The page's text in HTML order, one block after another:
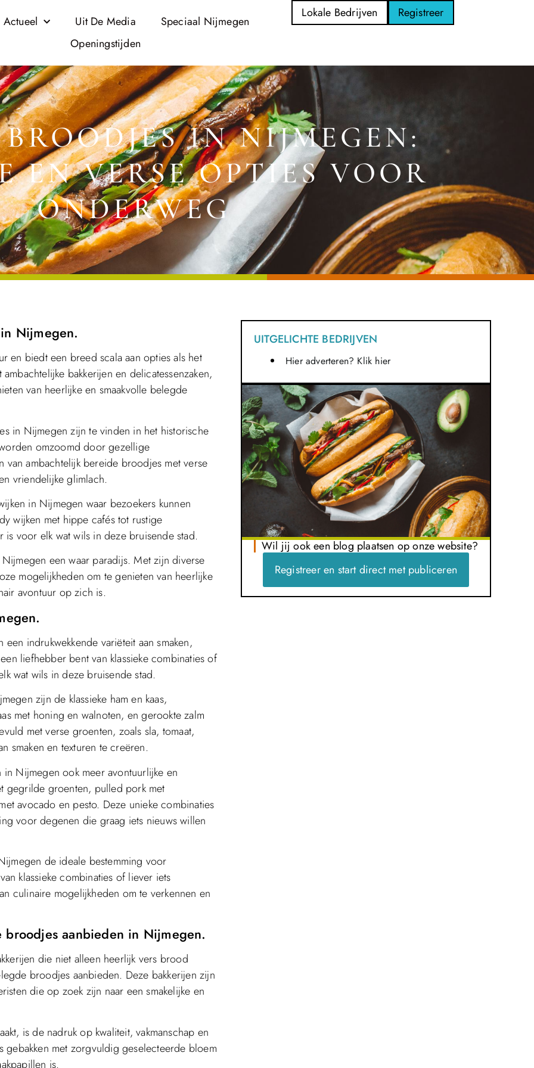
Uit De Media
Speciaal Nijmegen
Openingstijden
Registreer
Lokale Bedrijven
BROODJES IN NIJMEGEN:
EN VERSE OPTIES VOOR
ONDERWEG
Nijmegen.
en biedt een breed scala aan opties als het
bakkerijen en delicatessenzaken,
van heerlijke en smaakvolle belegde
in Nijmegen zijn te vinden in het historische
omzoomd door gezellige
ambachtelijk bereide broodjes met verse
vriendelijke glimlach.
in Nijmegen waar bezoekers kunnen
wijken met hippe cafés tot rustige
voor elk wat wils in deze bruisende stad.
een waar paradijs. Met zijn diverse
mogelijkheden om te genieten van heerlijke
avontuur op zich is.
indrukwekkende variëteit aan smaken,
liefhebber bent van klassieke combinaties of
wat wils in deze bruisende stad.
zijn de klassieke ham en kaas,
met honing en walnoten, en gerookte zalm
met verse groenten, zoals sla, tomaat,
smaken en texturen te creëren.
Nijmegen ook meer avontuurlijke en
gegrilde groenten, pulled pork met
avocado en pesto. Deze unieke combinaties
voor degenen die graag iets nieuws willen
de ideale bestemming voor
klassieke combinaties of liever iets
culinaire mogelijkheden om te verkennen en
aanbieden in Nijmegen.
die niet alleen heerlijk vers brood
broodjes aanbieden. Deze bakkerijen zijn
die op zoek zijn naar een smakelijke en
is de nadruk op kwaliteit, vakmanschap en
met zorgvuldig geselecteerde bloem
is.
UITGELICHTE BEDRIJVEN
Hier adverteren? Klik hier
Wil jij ook een blog plaatsen op onze website?
Registreer en start direct met publiceren